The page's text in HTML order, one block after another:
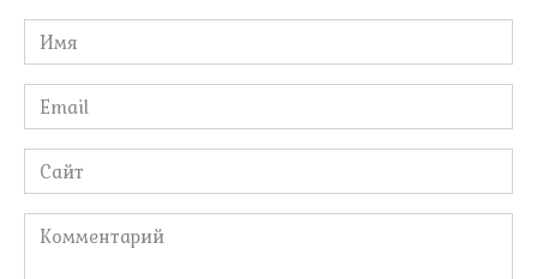
Имя
*
Email
*
Сайт
Комментарий